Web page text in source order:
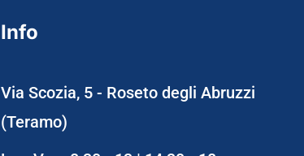
Info
Via Scozia, 5 - Roseto degli Abruzzi
(Teramo)